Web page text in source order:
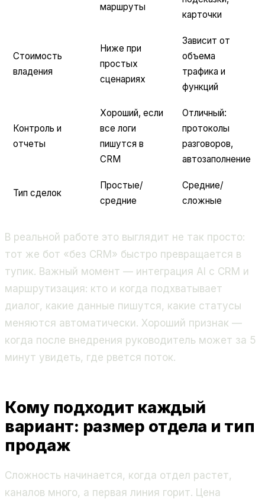
маршруты
карточки
Стоимость
владения
Ниже при
простых
сценариях
Зависит от
объема
трафика и
функций
Контроль и
отчеты
Хороший, если
все логи
пишутся в
CRM
Отличный:
протоколы
разговоров,
автозаполнение
Тип сделок
Простые/
средние
Средние/
сложные
В реальной работе это выглядит не так просто:
тот же бот «без CRM» быстро превращается в
тупик. Важный момент — интеграция AI с CRM и
маршрутизация: кто и когда подхватывает
диалог, какие данные пишутся, какие статусы
меняются автоматически. Хороший признак —
когда после внедрения руководитель может за 5
минут увидеть, где рвется поток.
Кому подходит каждый
вариант: размер отдела и тип
продаж
Сложность начинается, когда отдел растет,
каналов много, а первая линия горит. Цена